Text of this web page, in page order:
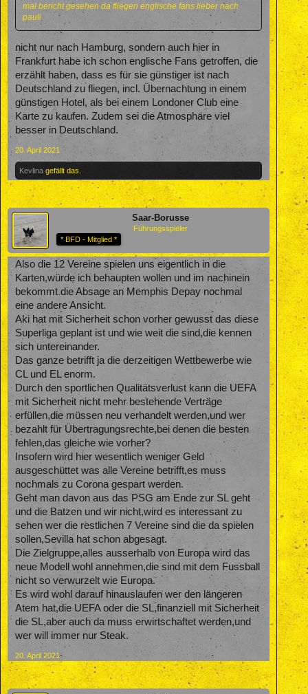
mal bericht gesehen da fliegen englische fans lieber nach
pauli
nicht nur nach Hamburg, sondern auch hier in
Frankfurt habe ich schon englische Fans getroffen, die
erzählt haben, dass es für sie günstiger ist nach
Deutschland zu fliegen, incl. Übernachtung in einem
günstigen Hotel, als bei einem Londoner Club eine
Karte zu kaufen. Zudem sei die Atmosphäre viel
besser in Deutschland.
20. April 2021
Kevlina gefällt das.
Saar-Borusse
Führungsspieler
* BFD - Mitglied *
Also die 12 Vereine spielen uns eigentlich in die
Karten,würde ich behaupten wollen und im nachinein
bekommt die Absage an Memphis Depay nochmal
eine andere Ansicht.
Aki hat mit Sicherheit schon vorher gewusst das diese
Superliga geplant ist und wie weit die sind,die kennen
sich untereinander.
Das ganze betrifft ja die derzeitigen Wettbewerbe wie
CL und EL enorm.
Durch den sportlichen Qualitätsverlust kann die UEFA
mit Sicherheit nicht mehr bestehende Verträge
erfüllen,die müssen neu verhandelt werden,und wer
bezahlt für Übertragungsrechte,bei denen die besten
fehlen,das gleiche wie vorher?
Insofern wird hier wesentlich weniger Geld
ausgeschüttet was alle Vereine betrifft,es muss
nochmals zu Corona gespart werden.
Geht man davon aus das PSG am Ende zur SL geht
und die Batzen und wir nicht,wird es interessant zu
sehen wer die restlichen 7 Vereine sind die da spielen
sollen,Sevilla hat schon abgesagt.
Die Zielgruppe,alles ausserhalb von Europa wird das
neue Modell wohl annehmen,die sind mit dem Fussball
nicht so verwurzelt wie Europa.
Es wird wohl darauf hinauslaufen wer den längeren
Atem hat,die UEFA oder die SL,finanziell mit Sicherheit
die SL,aber auch da muss erwirtschaftet werden,und
wer will immer nur Steak.
20. April 2021